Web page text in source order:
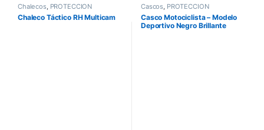
Chalecos, PROTECCIÓN
Chaleco Táctico RH Multicam
Cascos PROTECCIÓN
Casco Motociclista – Modelo
Deportivo Negro Brillante